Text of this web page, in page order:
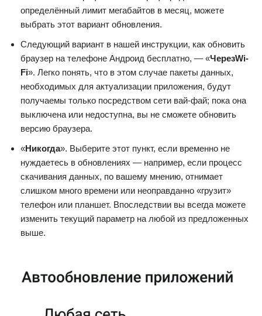
определённый лимит мегабайтов в месяц, можете
выбрать этот вариант обновления.
Следующий вариант в нашей инструкции, как обновить
браузер на телефоне Андроид бесплатно, — «ЧерезWi-
Fi». Легко понять, что в этом случае пакеты данных,
необходимых для актуализации приложения, будут
получаемы только посредством сети вай-фай; пока она
выключена или недоступна, вы не сможете обновить
версию браузера.
«Никогда». Выберите этот пункт, если временно не
нуждаетесь в обновлениях — например, если процесс
скачивания данных, по вашему мнению, отнимает
слишком много времени или неоправданно «грузит»
телефон или планшет. Впоследствии вы всегда можете
изменить текущий параметр на любой из предложенных
выше.